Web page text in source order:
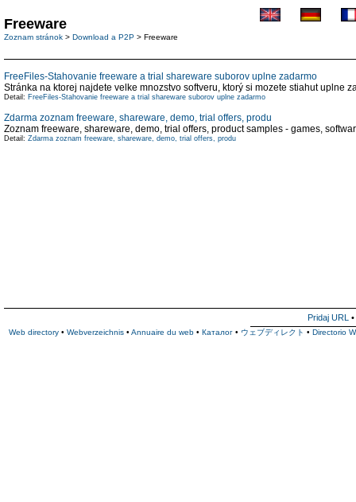
Freeware
Zoznam stránok > Download a P2P > Freeware
FreeFiles-Stahovanie freeware a trial shareware suborov uplne zadarmo
Stránka na ktorej najdete velke mnozstvo softveru, ktorý si mozete stiahut uplne
Detail: FreeFiles-Stahovanie freeware a trial shareware suborov uplne zadarmo
Zdarma zoznam freeware, shareware, demo, trial offers, produ
Zoznam freeware, shareware, demo, trial offers, product samples - games,
Detail: Zdarma zoznam freeware, shareware, demo, trial offers, produ
Pridaj URL •
Web directory • Webverzeichnis • Annuaire du web • Каталог • ウェブディレクト • Directorio